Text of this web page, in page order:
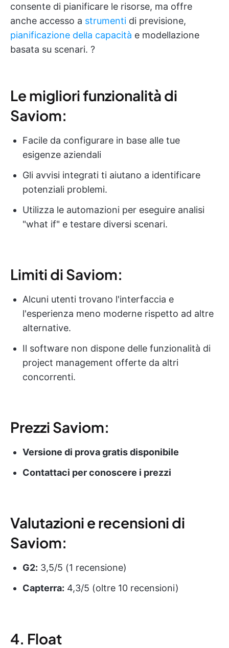
consente di pianificare le risorse, ma offre
anche accesso a strumenti di previsione,
pianificazione della capacità e modellazione
basata su scenari. ?
Le migliori funzionalità di
Saviom:
Facile da configurare in base alle tue
esigenze aziendali
Gli avvisi integrati ti aiutano a identificare
potenziali problemi.
Utilizza le automazioni per eseguire analisi
"what if" e testare diversi scenari.
Limiti di Saviom:
Alcuni utenti trovano l'interfaccia e
l'esperienza meno moderne rispetto ad altre
alternative.
Il software non dispone delle funzionalità di
project management offerte da altri
concorrenti.
Prezzi Saviom:
Versione di prova gratis disponibile
Contattaci per conoscere i prezzi
Valutazioni e recensioni di
Saviom:
G2: 3,5/5 (1 recensione)
Capterra: 4,3/5 (oltre 10 recensioni)
4. Float